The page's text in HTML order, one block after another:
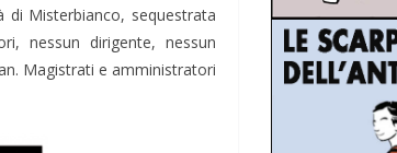
di Misterbianco, sequestrata
nessun dirigen­te, nessun
Magistrati e amministratori